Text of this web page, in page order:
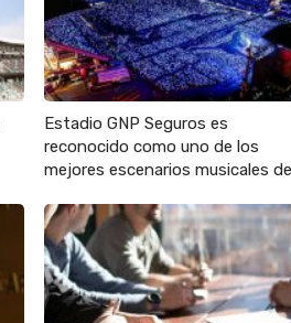
Estadio GNP Seguros es
reconocido como uno de los
mejores escenarios musicales